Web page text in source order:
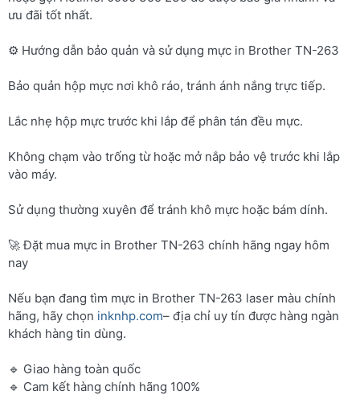
ưu đãi tốt nhất.
⚙️ Hướng dẫn bảo quản và sử dụng mực in Brother TN-263
Bảo quản hộp mực nơi khô ráo, tránh ánh nắng trực tiếp.
Lắc nhẹ hộp mực trước khi lắp để phân tán đều mực.
Không chạm vào trống từ hoặc mở nắp bảo vệ trước khi lắp
vào máy.
Sử dụng thường xuyên để tránh khô mực hoặc bám dính.
🚀 Đặt mua mực in Brother TN-263 chính hãng ngay hôm
nay
Nếu bạn đang tìm mực in Brother TN-263 laser màu chính
hãng, hãy chọn inknhp.com– địa chỉ uy tín được hàng ngàn
khách hàng tin dùng.
🔹 Giao hàng toàn quốc
🔹 Cam kết hàng chính hãng 100%